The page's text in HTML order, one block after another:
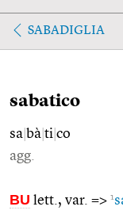
SABADIGLIA
sabatico
sa bà ti co
agg.
BU lett., var. => 1